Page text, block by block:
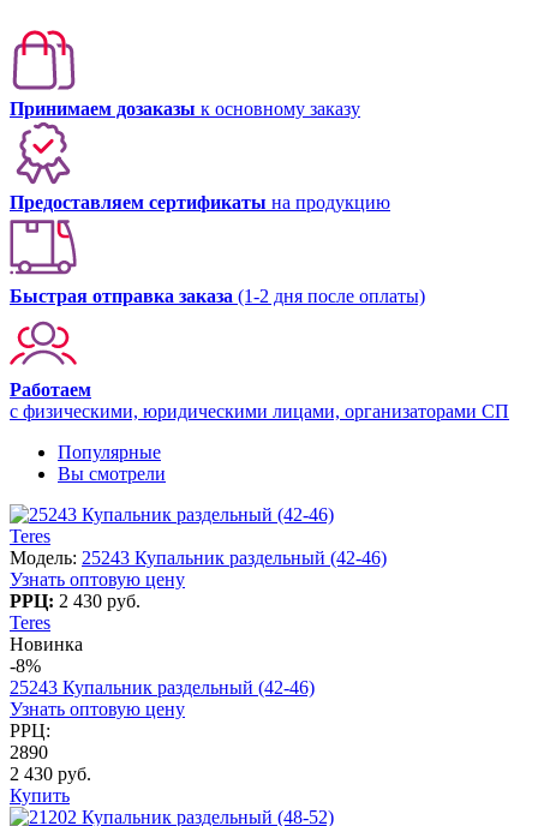
Принимаем дозаказы к основному заказу
Предоставляем сертификаты на продукцию
Быстрая отправка заказа (1-2 дня после оплаты)
Работаем
с физическими, юридическими лицами, организаторами СП
Популярные
Вы смотрели
Teres
Модель: 25243 Купальник раздельный (42-46)
Узнать оптовую цену
РРЦ: 2 430 руб.
Teres
Новинка
-8%
25243 Купальник раздельный (42-46)
Узнать оптовую цену
РРЦ:
2890
2 430 руб.
Купить